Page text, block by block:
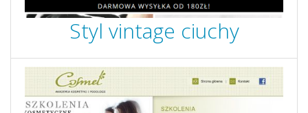
Styl vintage ciuchy